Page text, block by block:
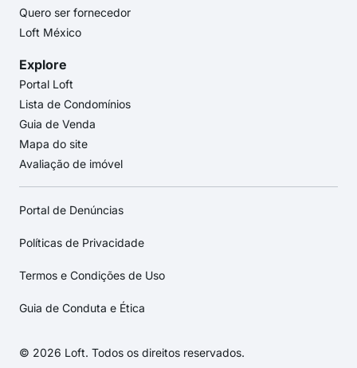
Quero ser fornecedor
Loft México
Explore
Portal Loft
Lista de Condomínios
Guia de Venda
Mapa do site
Avaliação de imóvel
Portal de Denúncias
Políticas de Privacidade
Termos e Condições de Uso
Guia de Conduta e Ética
© 2026 Loft. Todos os direitos reservados.